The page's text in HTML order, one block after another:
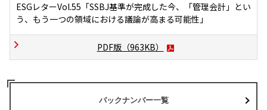
ESGレターVol.55「SSBJ基準が完成した今、「管理会計」とい
う、もう一つの領域における議論が高まる可能性」
PDF版（963KB）
バックナンバー一覧